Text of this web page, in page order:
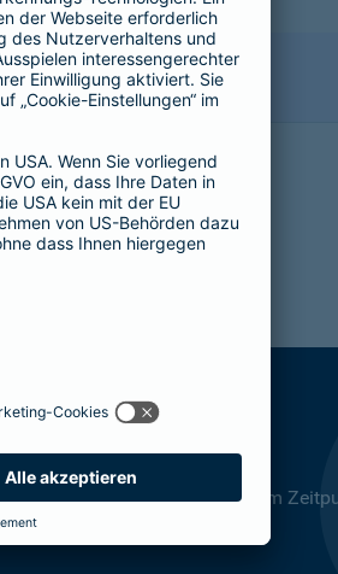
Schutz gültig ist. Dies kann zum